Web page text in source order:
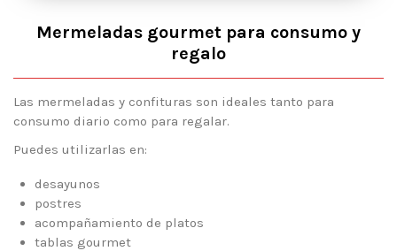
Mermeladas gourmet para consumo y
regalo
Las mermeladas y confituras son ideales tanto para
consumo diario como para regalar.
Puedes utilizarlas en:
desayunos
postres
acompañamiento de platos
tablas gourmet